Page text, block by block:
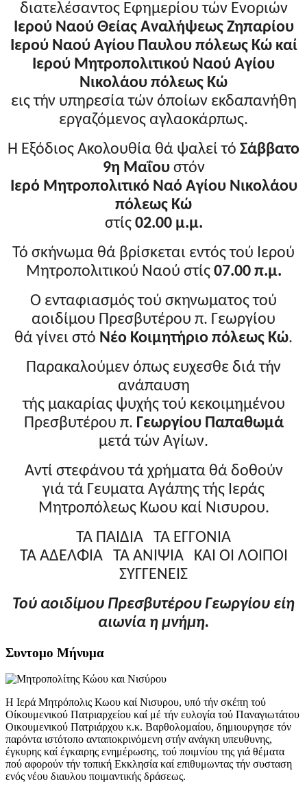
διατελέσαντος Εφημερίου τών Ενοριών
Ιερού Ναού Θείας Αναλήψεως Ζηπαρίου
Ιερού Ναού Αγίου Παυλου πόλεως Κώ καί
Ιερού Μητροπολιτικού Ναού Αγίου
Νικολάου πόλεως Κώ
εις τήν υπηρεσία τών όποίων εκδαπανήθη
εργαζόμενος αγλαοκάρπως.
Η Εξόδιος Ακολουθία θά ψαλεί τό Σάββατο
9η Μαΐουστόν
Ιερό Μητροπολιτικό Ναό Αγίου Νικολάου
πόλεως Κώ
στίς 02.00 μ.μ.
Τό σκήνωμα θά βρίσκεται εντός τού Ιερού
Μητροπολιτικού Ναού στίς07.00 π.μ.
Ο ενταφιασμός τού σκηνωματος τού
αοιδίμου Πρεσβυτέρου π. Γεωργίου
θά γίνει στό Νέο Κοιμητήριο πόλεως Κώ.
Παρακαλούμεν όπως ευχεσθε διά τήν
ανάπαυση
τής μακαρίας ψυχής τού κεκοιμημένου
Πρεσβυτέρου π. Γεωργίου Παπαθωμά
μετά τών Αγίων.
Αντί στεφάνου τά χρήματα θά δοθούν
γιά τά Γευματα Αγάπης τής Ιεράς
Μητροπόλεως Κωου καί Νισυρου.
ΤΑ ΠΑΙΔΙΑ ΤΑ ΕΓΓΟΝΙΑ
ΤΑ ΑΔΕΛΦΙΑ ΤΑ ΑΝΙΨΙΑ ΚΑΙ ΟΙ ΛΟΙΠΟΙ
ΣΥΓΓΕΝΕΙΣ
Τού αοιδίμου Πρεσβυτέρου Γεωργίου είη
αιωνία η μνήμη.
Συντομο Μήνυμα
Η Ιερά Μητρόπολις Κωου καί Νισυρου, υπό τήν σκέπη τού
Οίκουμενικού Πατριαρχείου καί μέ τήν ευλογία τού Παναγιωτάτου
Οικουμενικού Πατριάρχου κ.κ. Βαρθολομαίου, δημιουργησε τόν
παρόντα ιστότοπο ανταποκρινόμενη στήν ανάγκη υπευθυνης,
έγκυρης καί έγκαιρης ενημέρωσης, τού ποιμνίου της γιά θέματα
πού αφορούν τήν τοπική Εκκλησία καί επιθυμωντας τήν συσταση
ενός νέου διαυλου ποιμαντικής δράσεως.